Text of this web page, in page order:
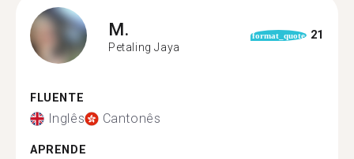
M.
Petaling Jaya
format_quote 21
FLUENTE
Inglês Cantonês
APRENDE